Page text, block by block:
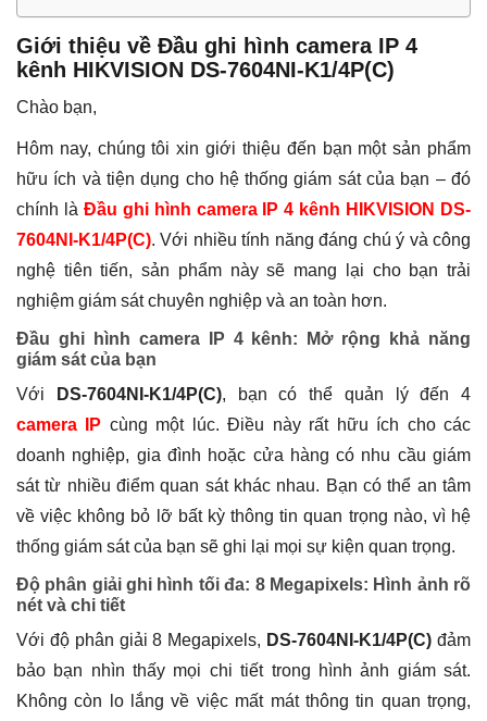
Giới thiệu về Đầu ghi hình camera IP 4
kênh HIKVISION DS-7604NI-K1/4P(C)
Chào bạn,
Hôm nay, chúng tôi xin giới thiệu đến bạn một sản phẩm
hữu ích và tiện dụng cho hệ thống giám sát của bạn – đó
chính là Đầu ghi hình camera IP 4 kênh HIKVISION DS-
7604NI-K1/4P(C). Với nhiều tính năng đáng chú ý và công
nghệ tiên tiến, sản phẩm này sẽ mang lại cho bạn trải
nghiệm giám sát chuyên nghiệp và an toàn hơn.
Đầu ghi hình camera IP 4 kênh: Mở rộng khả năng
giám sát của bạn
Với
DS-7604NI-K1/4P(C), bạn có thể quản lý đến 4
camera IP cùng một lúc. Điều này rất hữu ích cho các
doanh nghiệp, gia đình hoặc cửa hàng có nhu cầu giám
sát từ nhiều điểm quan sát khác nhau. Bạn có thể an tâm
về việc không bỏ lỡ bất kỳ thông tin quan trọng nào, vì hệ
thống giám sát của bạn sẽ ghi lại mọi sự kiện quan trọng.
Độ phân giải ghi hình tối đa: 8 Megapixels: Hình ảnh rõ
nét và chi tiết
Với độ phân giải 8 Megapixels, DS-7604NI-K1/4P(C) đảm
bảo bạn nhìn thấy mọi chi tiết trong hình ảnh giám sát.
Không còn lo lắng về việc mất mát thông tin quan trọng,